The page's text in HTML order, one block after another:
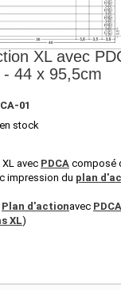
XL avec
44 x 95,5cm
01
stock
XL avec PDCA composé
impression du plan
Plan d'actionavec PDCA
XL)